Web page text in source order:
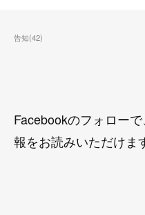
告知(42)
Facebookのフォロー
報をお読みいただけま